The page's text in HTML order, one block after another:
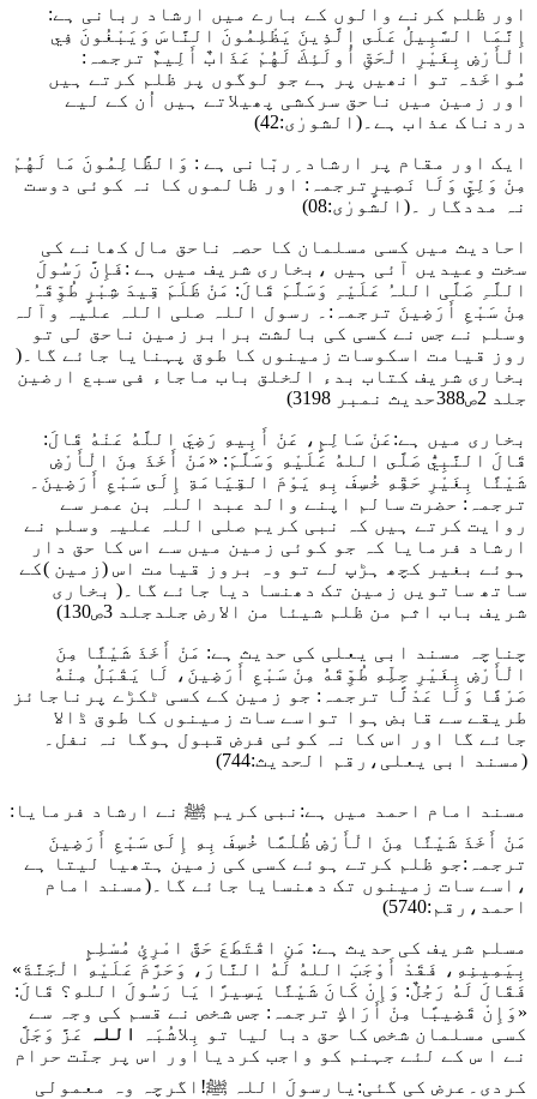
اور ظلم کرنے والوں کے بارے میں ارشاد ربانی ہے:
إِنَّمَا السَّبِيلُ عَلَى الَّذِينَ يَظْلِمُونَ النَّاسَ وَيَبْغُونَ فِي
الْأَرْضِ بِغَيْرِ الْحَقِّ أُولَئِكَ لَهُمْ عَذَابٌ أَلِيمٌ ترجمہ:
مُواخَذہ تو انھیں پر ہے جو لوگوں پر ظلم کرتے ہیں
اور زمین میں ناحق سرکشی پھیلاتے ہیں اُن کے لیے
دردناک عذاب ہے۔(الشورٰی:42
)
ایک اور مقام پر ارشاد ِربّانی ہے : وَالظَّالِمُونَ مَا لَهُمْ
مِنْ وَلِيٍّ وَلَا نَصِيرٍ ترجمہ: اور ظالموں کا نہ کوئی دوست
نہ مددگار ۔(الشورٰی:08)
احادیث میں کسی مسلمان کا حصہ ناحق مال کھانے کی
سخت وعیدیں آئی ہیں ،بخاری شریف میں ہے : فَإِنَّ رَسُولَ
اللَّہِ صَلَّی اللہُ عَلَیْہِ وَسَلَّمَ قَالَ: مَنْ ظَلَمَ قِیدَ شِبْرٍ طُوِّقَہُ
مِنْ سَبْعِ أَرَضِینَ ترجمہ:۔ رسول اللہ صلی اللہ علیہ وآلہ
وسلم نے جس نے کسی کی بالشت برابر زمین ناحق لی تو
روز قیامت اسکوسات زمینوں کا طوق پہنایا جائے گا۔(
بخاری شریف کتاب بدء الخلق باب ماجاء فی سبع ارضین
جلد 2ص388حدیث نمبر 3198)
بخاری میں ہے: عَنْ سَالِمٍ، عَنْ أَبِيهِ رَضِيَ اللَّهُ عَنْهُ قَالَ:
قَالَ النَّبِيُّ صَلَّى اللهُ عَلَيْهِ وَسَلَّمَ: «مَنْ أَخَذَ مِنَ الْأَرْضِ
شَيْئًا بِغَيْرِ حَقِّهِ خُسِفَ بِهِ يَوْمَ القِيَامَةِ إِلَى سَبْعِ أَرَضِينَ۔
ترجمہ: حضرت سالم اپنے والد عبد اللہ بن عمر سے
روایت کرتے ہیں کہ نبی کریم صلی اللہ علیہ وسلم نے
ارشاد فرمایا کہ جو کوئی زمین میں سے اس کا حق دار
ہوئے بغیر کچھ ہڑپ لے تو وہ بروز قیامت اس (زمین )کے
ساتھ ساتویں زمین تک دھنسا دیا جائے گا۔( بخاری
شریف باب اثم من ظلم شیئا من الارض جلدجلد 3ص130)
چناچہ مسند ابی یعلی کی حدیث ہے: مَنْ أَخَذَ شَيْئًا مِنَ
الْأَرْضِ بِغَيْرِ حِلِّهِ طُوِّقَهُ مِنْ سَبْعِ أَرَضِينَ، لَا يَقْبَلُ مِنْهُ
صَرْفًا وَلَا عَدْلًا
ترجمہ: جو زمین کے کسی ٹکڑے پرناجائز
طریقے سے قابض ہوا تواسے سات زمینوں کا طوق ڈالا
جائے گا اور اس کا نہ کوئی فرض قبول ہوگا نہ نفل۔
(مسند ابی یعلی،رقم الحدیث:744)
مسند امام احمد میں ہے:نبی کریم ﷺ نے ارشاد فرمایا:
مَنْ أَخَذَ شَيْئًا مِنَ الْأَرْضِ ظُلْمًا خُسِفَ بِهِ إِلَى سَبْعِ أَرَضِينَ
ترجمہ:جو ظلم کرتے ہوئے کسی کی زمین ہتھیا لیتا ہے
،اسے سات زمینوں تک دھنسایا جائے گا۔(مسند امام
احمد،رقم:5740)
مسلم شریف کی حدیث ہے: مَنِ اقْتَطَعَ حَقَّ امْرِئٍ مُسْلِمٍ
بِيَمِينِهِ، فَقَدْ أَوْجَبَ اللهُ لَهُ النَّارَ، وَحَرَّمَ عَلَيْهِ الْجَنَّةَ»
فَقَالَ لَهُ رَجُلٌ: وَإِنْ كَانَ شَيْئًا يَسِيرًا يَا رَسُولَ اللهِ؟ قَالَ:
«وَإِنْ قَضِيبًا مِنْ أَرَاكٍ ترجمہ: جس شخص نے قسم کی وجہ سے
کسی مسلمان شخص کا حق دبا لیا تو بِلاشُبَہ
اللہ
عَزَّ وَجَلَّ
نے ا س کے لئے جہنم کو واجب کردیااور اس پر جنّت حرام
کردی۔عرض کی گئی:یارسولَ اللہ ﷺ!اگرچہ وہ معمولی